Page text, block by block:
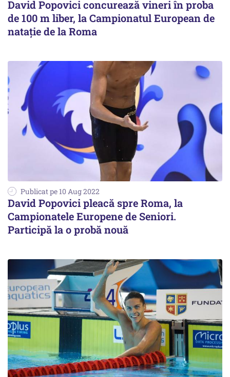
David Popovici concurează vineri în proba
de 100 m liber, la Campionatul European de
nataţie de la Roma
Publicat pe 10 Aug 2022
David Popovici pleacă spre Roma, la
Campionatele Europene de Seniori.
Participă la o probă nouă